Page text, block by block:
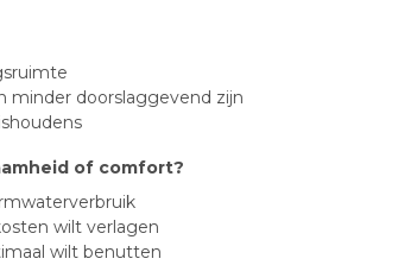
minder doorslaggevend zijn
of comfort?
wilt verlagen
wilt benutten